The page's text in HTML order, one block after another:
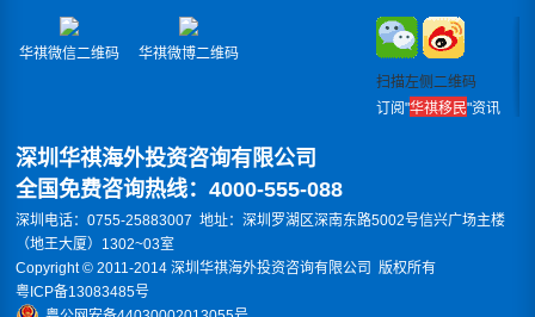
华祺微信二维码
华祺微博二维码
扫描左侧二维码
订阅"华祺移民"资讯
深圳华祺海外投资咨询有限公司
全国免费咨询热线：4000-555-088
深圳电话：0755-25883007 地址：深圳罗湖区深南东路5002号信兴广场主楼
（地王大厦）1302~03室
Copyright © 2011-2014 深圳华祺海外投资咨询有限公司 版权所有
粤ICP备13083485号